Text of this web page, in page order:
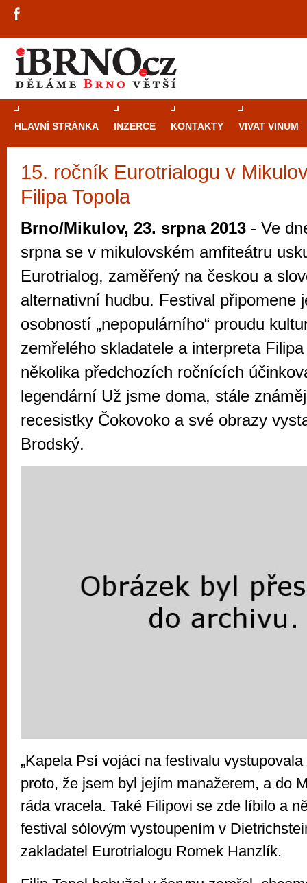
HLAVNÍ STRÁNKA INZERCE KONTAKTY VIVAT VINUM
15. ročník Eurotrialogu v
Filipa Topola
Brno/Mikulov, 23. srpna 2013 - Ve
srpna se v mikulovském amfiteátru
Eurotrialog, zaměřený na českou a
alternativní hudbu. Festival připomene
osobností „nepopulárního“ proudu
zemřelého skladatele a interpreta
několika předchozích ročnících
legendární Už jsme doma, stále
recesistky Čokovoko a své obrazy
Brodský.
„Kapela Psí vojáci na festivalu
proto, že jsem byl jejím manažerem, a do
ráda vracela. Také Filipovi se zde líbilo a
festival sólovým vystoupením v
zakladatel Eurotrialogu Romek Hanzlík.
Průvodce
Brno je
zajímavé
restaurace,
Mimo jiné je ale také místem, kde si
vyzkoušet různé kasinové hry. V
metropoli naleznete širokou nabídku her
po moderní automaty jak pro pravidelné
příležitostné hráče. V...